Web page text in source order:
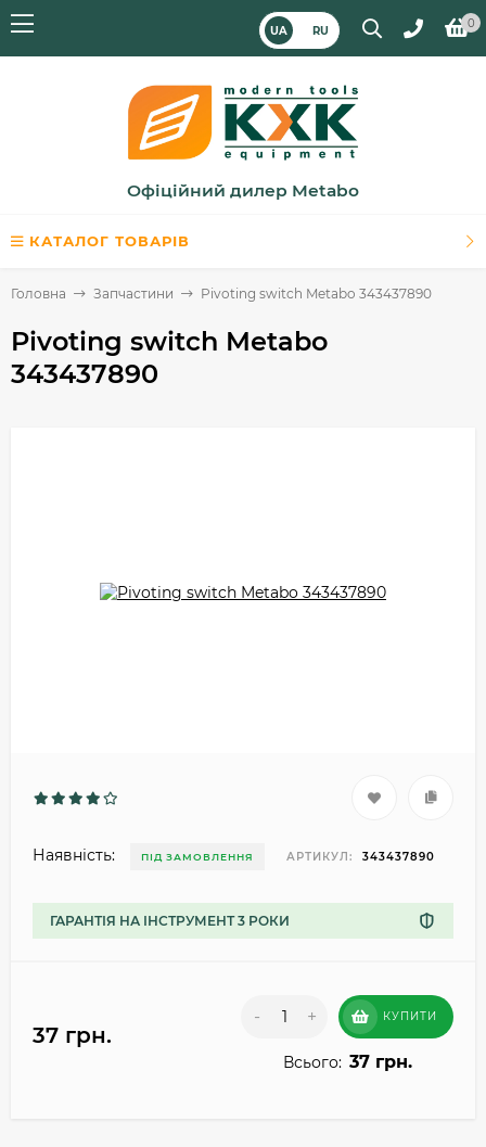
UA RU
0
Офіційний дилер Metabo
КАТАЛОГ ТОВАРІВ
Головна Запчастини Pivoting switch Metabo 343437890
Pivoting switch Metabo
343437890
Наявність: ПІД ЗАМОВЛЕННЯ АРТИКУЛ: 343437890
ГАРАНТІЯ НА ІНСТРУМЕНТ 3 РОКИ
37 грн.
- + КУПИТИ
Всього: 37 грн.